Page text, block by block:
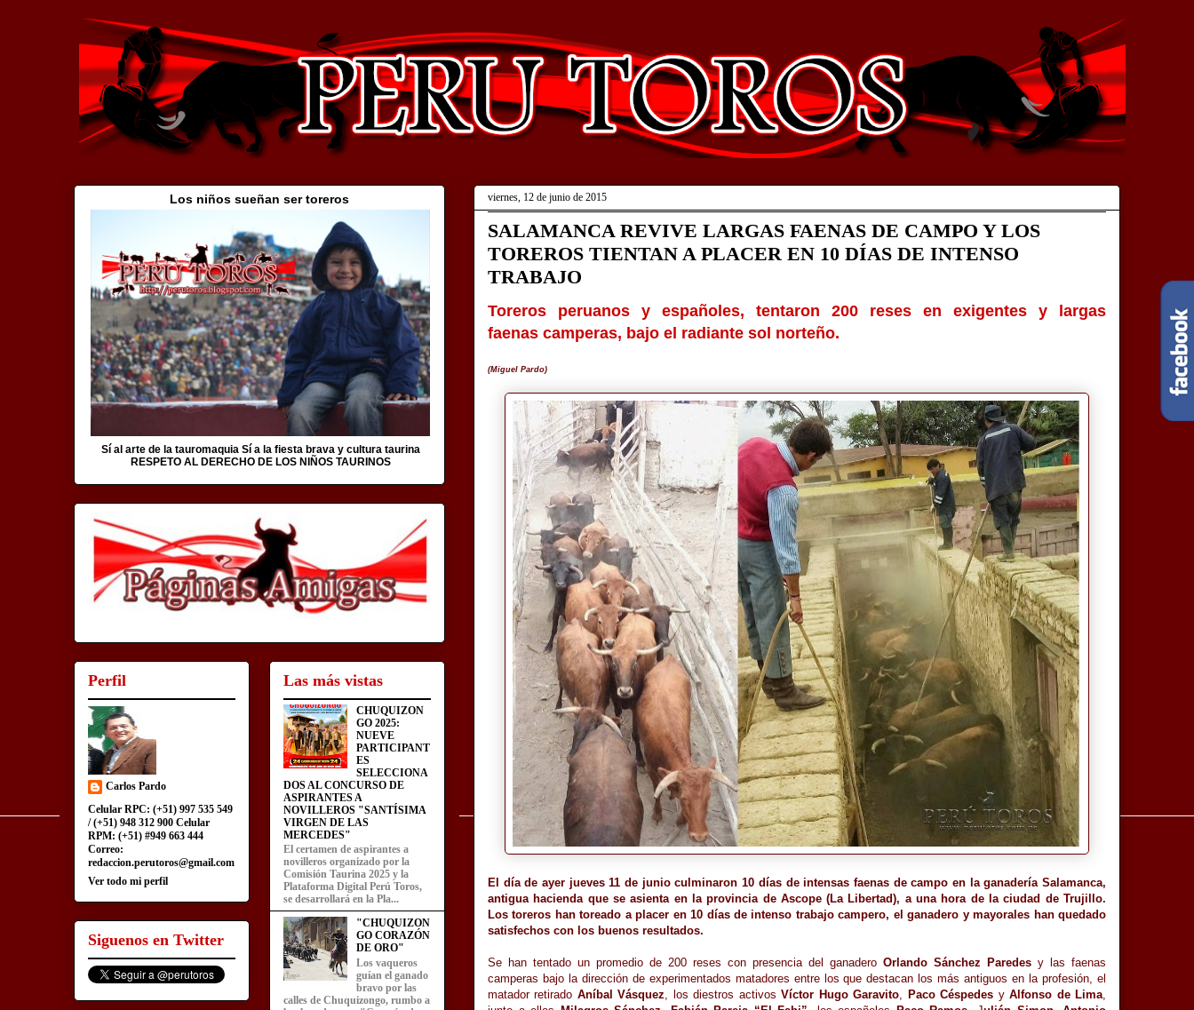
viernes, 12 de junio de 2015
SALAMANCA REVIVE LARGAS FAENAS DE CAMPO Y LOS
TOREROS TIENTAN A PLACER EN 10 DÍAS DE INTENSO
TRABAJO
Toreros peruanos y españoles, tentaron 200 reses en exigentes y largas
faenas camperas, bajo el radiante sol norteño.
(Miguel Pardo)
El día de ayer jueves 11 de junio culminaron 10 días de intensas faenas de campo en la ganadería Salamanca,
antigua hacienda que se asienta en la provincia de Ascope (La Libertad), a una hora de la ciudad de Trujillo.
Los toreros han toreado a placer en 10 días de intenso trabajo campero, el ganadero y mayorales han quedado
satisfechos con los buenos resultados.
Se han tentado un promedio de 200 reses con presencia del ganadero Orlando Sánchez Paredes y las faenas
camperas bajo la dirección de experimentados matadores entre los que destacan los más antiguos en la profesión, el
matador retirado Aníbal Vásquez, los diestros activosVíctor Hugo Garavito, Paco Céspedes yAlfonso de Lima,
Los niños sueñan ser toreros
Sí al arte de la tauromaquia Sí a la fiesta brava y cultura taurina
RESPETO AL DERECHO DE LOS NIÑOS TAURINOS
Perfil
Carlos Pardo
Celular RPC: (+51) 997 535 549
/ (+51) 948 312 900 Celular
RPM: (+51) #949 663 444
Correo:
redaccion.perutoros@gmail.com
Ver todo mi perfil
Siguenos en Twitter
Las más vistas
CHUQUIZON
GO 2025:
NUEVE
PARTICIPANT
ES
SELECCIONA
DOS AL CONCURSO DE
ASPIRANTES A
NOVILLEROS "SANTÍSIMA
VIRGEN DE LAS
MERCEDES"
El certamen de aspirantes a
novilleros organizado por la
Comisión Taurina 2025 y la
Plataforma Digital Perú Toros,
se desarrollará en la Pla...
"CHUQUIZON
GO CORAZÓN
DE ORO"
Los vaqueros
guían el ganado
bravo por las
calles de Chuquizongo, rumbo a